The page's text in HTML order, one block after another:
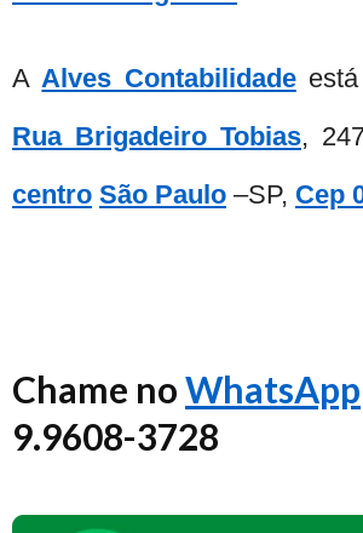
A Alves Contabilidadeestá
Rua Brigadeiro Tobias,
centro São Paulo –SP, Cep
Chame noWhatsApp
9.9608-3728